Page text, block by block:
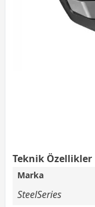
Teknik Özellikler
Marka
SteelSeries